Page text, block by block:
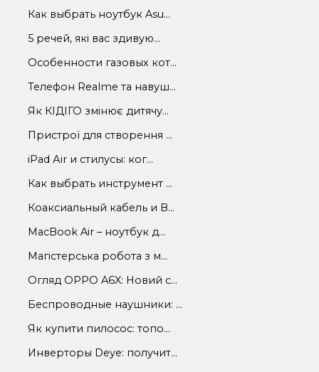
Как выбрать ноутбук Asu...
5 речей, які вас здивую...
Особенности газовых кот...
Телефон Realme та навуш...
Як КІДІГО змінює дитячу...
Пристрої для створення ...
iРad Аir и стилусы: ког...
Как выбрать инструмент ...
Коаксиальный кабель и В...
MacBook Air – ноутбук д...
Магістерська робота з м...
Огляд OPPO A6X: Новий с...
Беспроводные наушники: ...
Як купити пилосос: топо...
Инверторы Deye: получит...